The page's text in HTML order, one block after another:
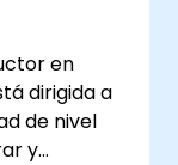
en
dirigida a
de nivel
y